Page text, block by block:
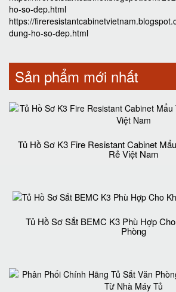
ho-so-dep.html
https://
dung-ho-so-dep.html
Sản phẩm mới nhất
Tủ Hồ Sơ K3 Fire Resistant Cabinet
Rẻ Việt Nam
Tủ Hồ Sơ Sắt BEMC K3 Phù Hợp
Phòng